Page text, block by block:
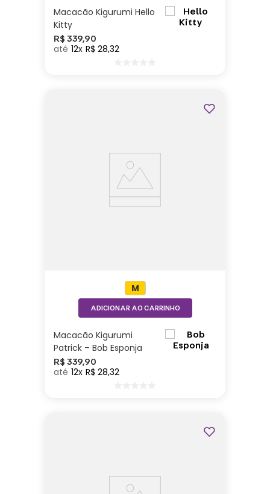
Macacão Kigurumi Hello
Kitty
R$ 339,90
12 R$ 28,32
Macacão Kigurumi
Patrick – Bob Esponja
R$ 339,90
12 R$ 28,32
M
ADICIONAR AO CARRINHO